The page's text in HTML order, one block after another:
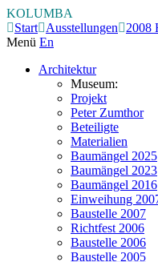
KOLUMBA
Start
Ausstellungen
2008
Menü En
Architektur
Museum:
Projekt
Peter Zumthor
Beteiligte
Materialien
Baumängel 2025
Baumängel 2023
Baumängel 2016
Einweihung
Baustelle 2007
Richtfest 2006
Baustelle 2006
Baustelle 2005